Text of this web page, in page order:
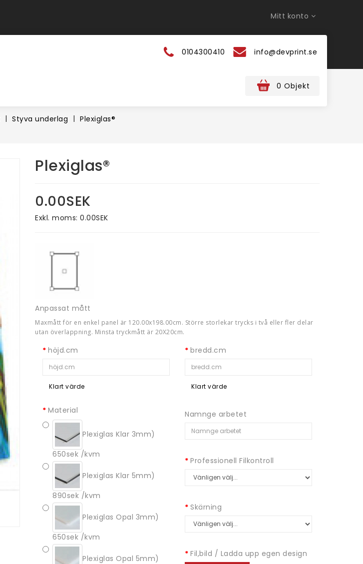
Mitt konto
0104300410 info@devprint.se
0 Objekt
Styva underlag Plexiglas®
Plexiglas®
0.00SEK
Exkl. moms: 0.00SEK
Anpassat mått
Maxmått för en enkel panel är 120.00x198.00cm. Större storlekar trycks i två eller fler delar
utan överlappning. Minsta tryckmått är 20X20cm.
höjd.cm
Klart värde
bredd.cm
Klart värde
Material
Plexiglas Klar 3mm)
650sek /kvm
Plexiglas Klar 5mm)
890sek /kvm
Plexiglas Opal 3mm)
650sek /kvm
Plexiglas Opal 5mm)
Namnge arbetet
Professionell Filkontroll
Skärning
Fil,bild / Ladda upp egen design